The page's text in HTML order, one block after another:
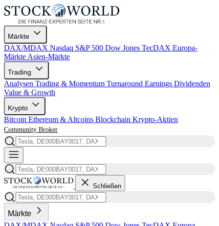
Märkte
DAX/MDAX Nasdaq S&P 500 Dow Jones TecDAX Europa-
Märkte Asien-Märkte
Trading
Analysen Trading & Momentum Turnaround Earnings Dividenden
Value & Growth
Krypto
Bitcoin Ethereum & Altcoins Blockchain Krypto-Aktien
Community Broker
Schließen
Märkte